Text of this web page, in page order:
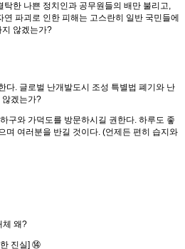
탁한 나쁜 정치인과 공무원들의 배만 불리고,
파괴로 인한 피해는 고스란히 일반 국민들에
않겠는가?
다. 글로벌 난개발도시 조성 특별법 폐기와 난
않겠는가?
구와 가덕도를 방문하시길 권한다. 하루도 좋
며 여러분을 반길 것이다. (언제든 편히 습지와
체 왜?
한 진실] ⑭